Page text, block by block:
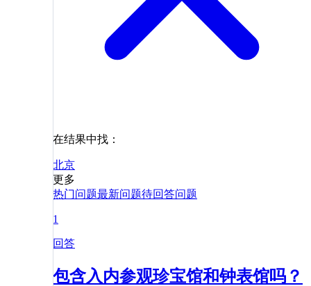
在结果中找：
北京
更多
热门问题最新问题待回答问题
1
回答
包含入内参观珍宝馆和钟表馆吗？